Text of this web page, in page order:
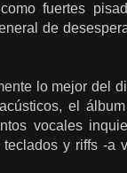
fuertes
de
lo mejor del
el
vocales
y riffs -a